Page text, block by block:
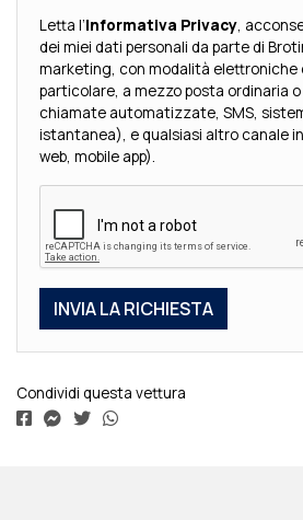
Letta l’Informativa Privacy ,
dei miei dati personali da parte di Brotini S.p.A.
marketing, con modalità elettroniche
particolare, a mezzo posta ordinaria
chiamate automatizzate, SMS,
istantanea), e qualsiasi altro canale
web, mobile app).
Condividi questa vettura